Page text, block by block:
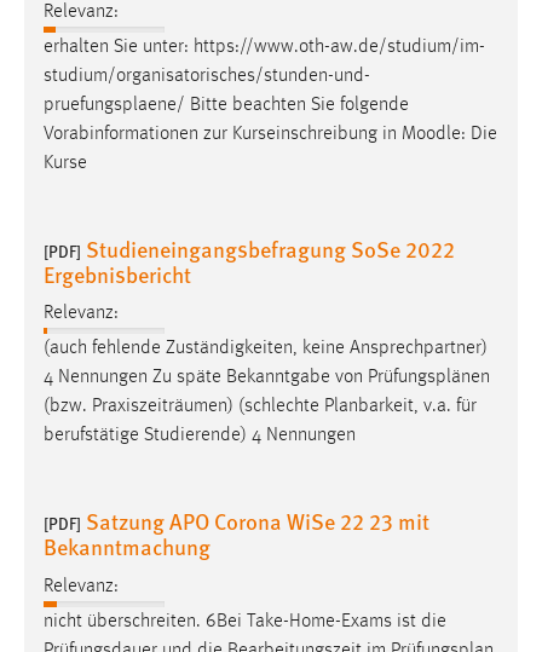
Relevanz:
erhalten Sie unter: https://www.oth-aw.de/studium/im-
studium/organisatorisches/stunden-und-
pruefungsplaene/ Bitte beachten Sie folgende
Vorabinformationen zur Kurseinschreibung in Moodle: Die
Kurse
[PDF] Studieneingangsbefragung SoSe 2022
Ergebnisbericht
Relevanz:
(auch fehlende Zuständigkeiten, keine Ansprechpartner)
4 Nennungen Zu späte Bekanntgabe von Prüfungsplänen
(bzw. Praxiszeiträumen) (schlechte Planbarkeit, v.a. für
berufstätige Studierende) 4 Nennungen
[PDF] Satzung APO Corona WiSe 22 23 mit
Bekanntmachung
Relevanz:
nicht überschreiten. 6Bei Take-Home-Exams ist die